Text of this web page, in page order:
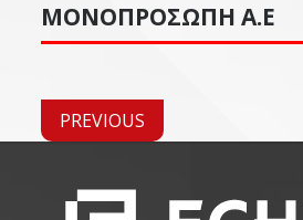
ΜΟΝΟΠΡΟΣΩΠΗ Α.Ε
PREVIOUS